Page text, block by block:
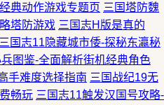
典动作游戏专题页 三国塔防魏
塔防游戏 三国志H版是真的
三国志11隐藏城市倭-探秘东瀛秘
图鉴-全面解析街机经典角色
手难度选择指南 三国战纪19无
畅玩 三国志11触发汉国号攻略-